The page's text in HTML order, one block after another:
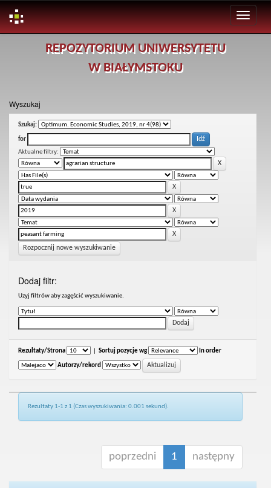
REPOZYTORIUM UNIWERSYTETU
W BIAŁYMSTOKU
Wyszukaj
Szukaj:
for
Aktualne filtry:
Rozpocznij nowe wyszukiwanie
Dodaj filtr:
Uzyj filtrów aby zagęścić wyszukiwanie.
Rezultaty/Strona Sortuj pozycje wg In order
Autorzy/rekord
Rezultaty 1-1 z 1 (Czas wyszukiwania: 0.001 sekund).
poprzedni 1 następny